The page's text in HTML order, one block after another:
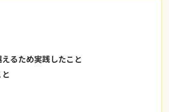
るため実践したこと